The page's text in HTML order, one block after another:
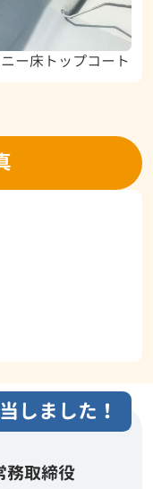
ー床トップコート
しました！
務取締役